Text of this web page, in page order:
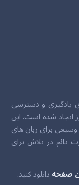
یادگیری و دسترسی
ایجاد شده است. این
برای زبان های
دائم در تلاش برای
صفحهدانلود کنید.